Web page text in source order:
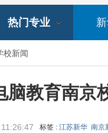
热门专业
校新闻
脑教育南京
标签 : 江苏新华 南京